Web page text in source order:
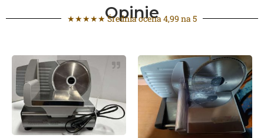
Opinie
★★★★★ Średnia ocena 4,99 na 5